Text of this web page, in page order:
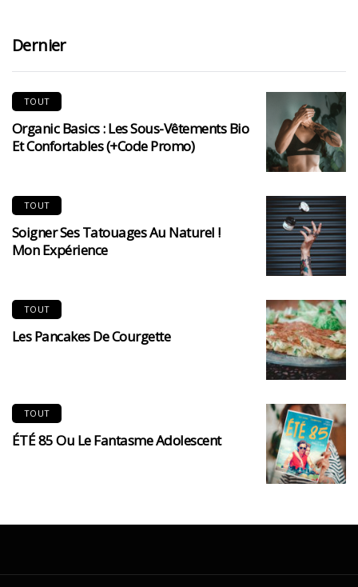
Dernier
TOUT
Organic Basics : Les Sous-Vêtements Bio
Et Confortables (+code Promo)
TOUT
Soigner Ses Tatouages Au Naturel !
Mon Expérience
TOUT
Les Pancakes De Courgette
TOUT
ÉTÉ 85 Ou Le Fantasme Adolescent